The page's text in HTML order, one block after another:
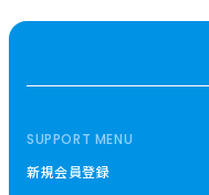
SUPPORT MENU
新規会員登録